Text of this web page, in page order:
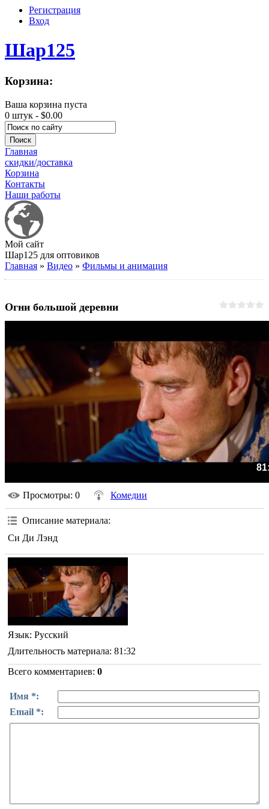
Регистрация
Вход
Шар125
Корзина:
Ваша корзина пуста
0 штук - $0.00
Главная
скидки/доставка
Корзина
Контакты
Наши работы
Мой сайт
Шар125 для оптовиков
Главная » Видео » Фильмы и анимация
Огни большой деревни
Просмотры: 0 Комедии
Описание материала:
Си Ди Лэнд
Язык: Русский
Длительность материала: 81:32
Всего комментариев: 0
Имя *:
Email *: